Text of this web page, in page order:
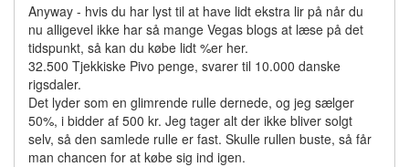
Anyway - hvis du har lyst til at have lidt ekstra lir på når du
nu alligevel ikke har så mange Vegas blogs at læse på det
tidspunkt, så kan du købe lidt %er her.
32.500 Tjekkiske Pivo penge, svarer til 10.000 danske
rigsdaler.
Det lyder som en glimrende rulle dernede, og jeg sælger
50%, i bidder af 500 kr. Jeg tager alt der ikke bliver solgt
selv, så den samlede rulle er fast. Skulle rullen buste, så får
man chancen for at købe sig ind igen.